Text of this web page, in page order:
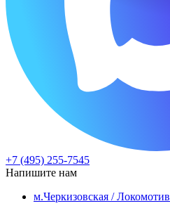
+7 (495) 255-7545
Напишите нам
м.Черкизовская / Локомотив